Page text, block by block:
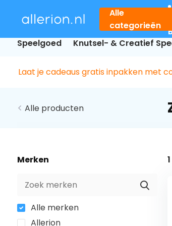
Alle
categorieën
Speelgoed Knutsel- & Creatief
Laat je cadeaus gratis inpakken met
Alle producten
Merken
Alle merken
Allerion
1